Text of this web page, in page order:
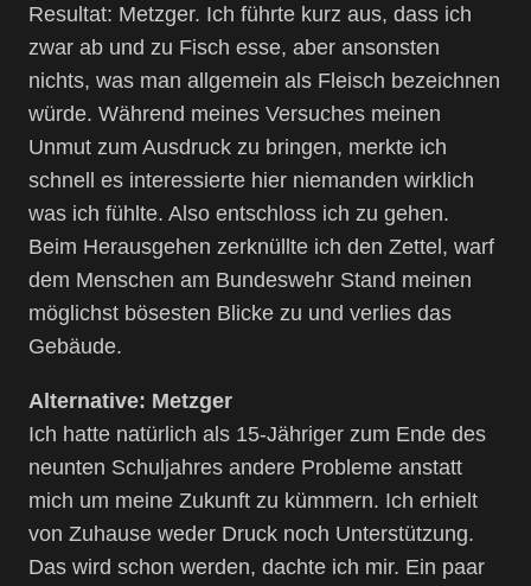
Resultat: Metzger. Ich führte kurz aus, dass ich
zwar ab und zu Fisch esse, aber ansonsten
nichts, was man allgemein als Fleisch bezeichnen
würde. Während meines Versuches meinen
Unmut zum Ausdruck zu bringen, merkte ich
schnell es interessierte hier niemanden wirklich
was ich fühlte. Also entschloss ich zu gehen.
Beim Herausgehen zerknüllte ich den Zettel, warf
dem Menschen am Bundeswehr Stand meinen
möglichst bösesten Blicke zu und verlies das
Gebäude.
Alternative: Metzger
Ich hatte natürlich als 15-Jähriger zum Ende des
neunten Schuljahres andere Probleme anstatt
mich um meine Zukunft zu kümmern. Ich erhielt
von Zuhause weder Druck noch Unterstützung.
Das wird schon werden, dachte ich mir. Ein paar